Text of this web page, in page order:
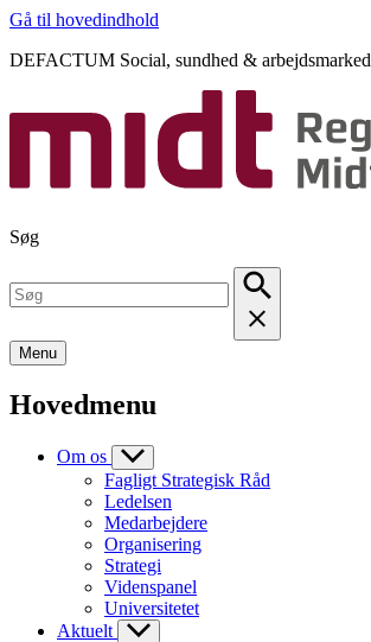
Gå til hovedindhold
DEFACTUM Social, sundhed & arbejdsmarked
Søg
Menu
Hovedmenu
Om os
Fagligt Strategisk Råd
Ledelsen
Medarbejdere
Organisering
Strategi
Videnspanel
Universitetet
Aktuelt